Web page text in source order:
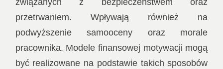
związanych z bezpieczeństwem oraz
przetrwaniem. Wpływają również na
podwyższenie samooceny oraz morale
pracownika. Modele finansowej motywacji mogą
być realizowane na podstawie takich sposobów